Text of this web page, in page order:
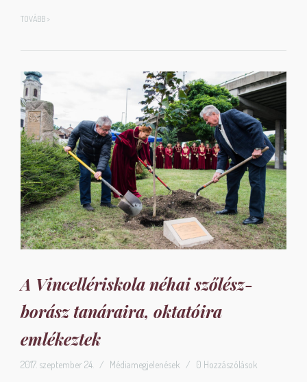
TOVÁBB >
A Vincellériskola néhai szőlész-
borász tanáraira, oktatóira
emlékeztek
2017. szeptember 24. / Médiamegjelenések / 0 Hozzászólások